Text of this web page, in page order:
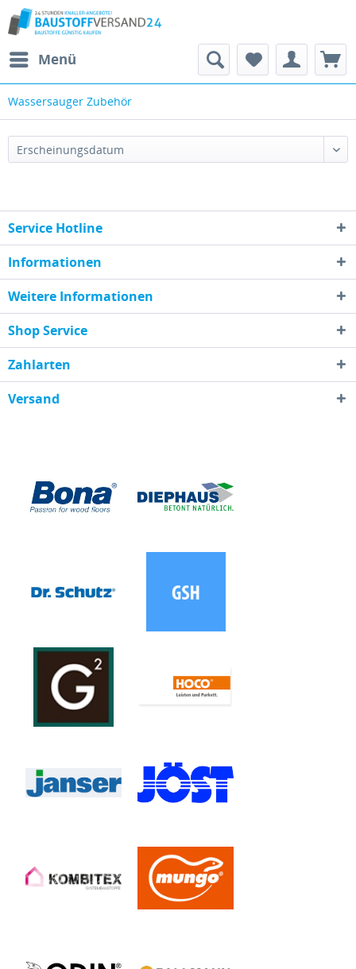
Menü
Wassersauger Zubehör
Service Hotline
Informationen
Weitere Informationen
Shop Service
Zahlarten
Versand